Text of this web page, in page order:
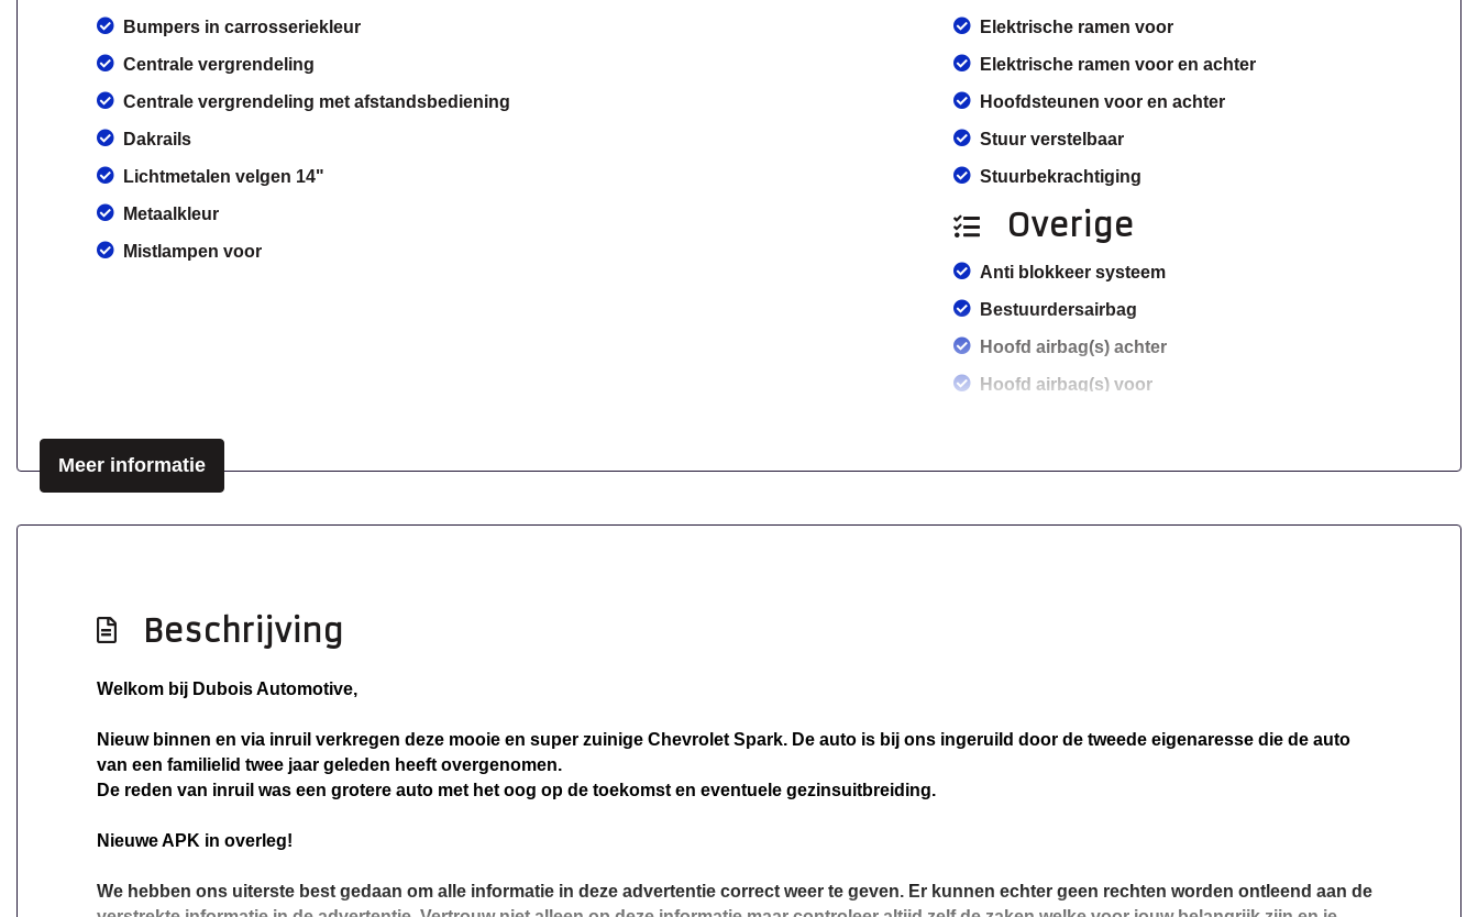
Bumpers in carrosseriekleur
Centrale vergrendeling
Centrale vergrendeling met afstandsbediening
Dakrails
Lichtmetalen velgen 14"
Metaalkleur
Mistlampen voor
Elektrische ramen voor
Elektrische ramen voor en achter
Hoofdsteunen voor en achter
Stuur verstelbaar
Stuurbekrachtiging
Overige
Anti blokkeer systeem
Bestuurdersairbag
Hoofd airbag(s) achter
Hoofd airbag(s) voor
Meer informatie
Beschrijving
Welkom bij Dubois Automotive,
Nieuw binnen en via inruil verkregen deze mooie en super zuinige Chevrolet Spark. De auto is bij ons ingeruild door de tweede eigenaresse die de auto
van een familielid twee jaar geleden heeft overgenomen.
De reden van inruil was een grotere auto met het oog op de toekomst en eventuele gezinsuitbreiding.
Nieuwe APK in overleg!
We hebben ons uiterste best gedaan om alle informatie in deze advertentie correct weer te geven. Er kunnen echter geen rechten worden ontleend aan de